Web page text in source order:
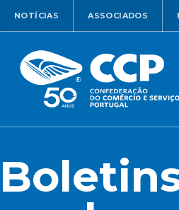
NOTÍCIAS ASSOCIADOS